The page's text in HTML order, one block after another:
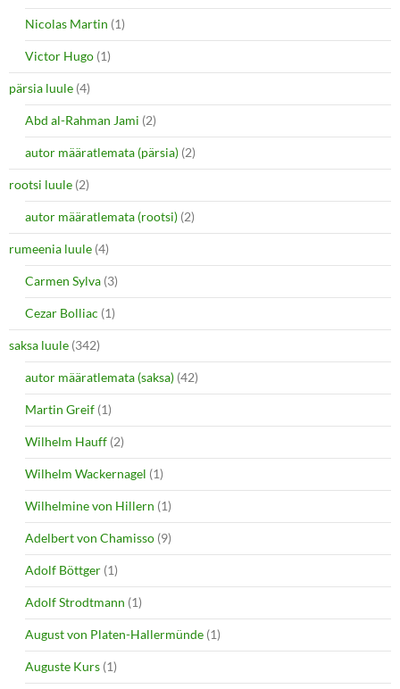
Nicolas Martin (1)
Victor Hugo (1)
pärsia luule (4)
Abd al-Rahman Jami (2)
autor määratlemata (pärsia) (2)
rootsi luule (2)
autor määratlemata (rootsi) (2)
rumeenia luule (4)
Carmen Sylva (3)
Cezar Bolliac (1)
saksa luule (342)
autor määratlemata (saksa) (42)
Martin Greif (1)
Wilhelm Hauff (2)
Wilhelm Wackernagel (1)
Wilhelmine von Hillern (1)
Adelbert von Chamisso (9)
Adolf Böttger (1)
Adolf Strodtmann (1)
August von Platen-Hallermünde (1)
Auguste Kurs (1)